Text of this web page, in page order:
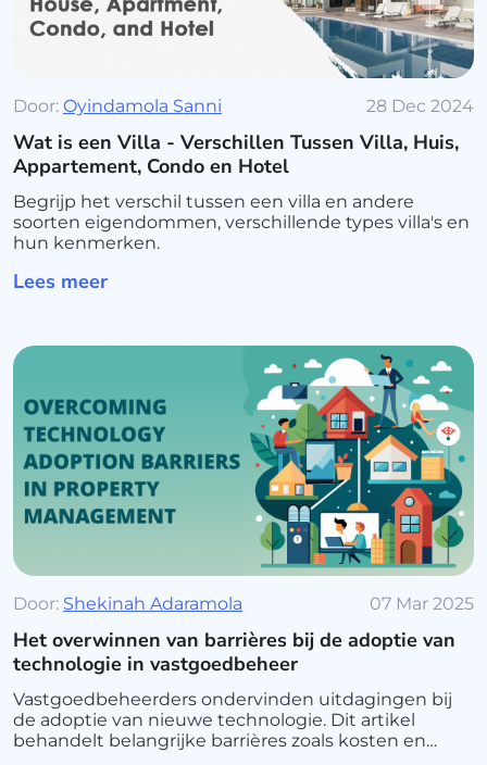
Door: Oyindamola Sanni 28 Dec 2024
Wat is een Villa - Verschillen Tussen Villa, Huis,
Appartement, Condo en Hotel
Begrijp het verschil tussen een villa en andere
soorten eigendommen, verschillende types villa's en
hun kenmerken.
Lees meer
Door: Shekinah Adaramola 07 Mar 2025
Het overwinnen van barrières bij de adoptie van
technologie in vastgoedbeheer
Vastgoedbeheerders ondervinden uitdagingen bij
de adoptie van nieuwe technologie. Dit artikel
behandelt belangrijke barrières zoals kosten en